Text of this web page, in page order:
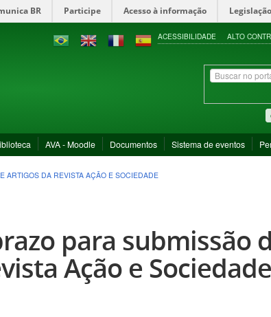
BR Participe Acesso à informação Legislação
ACESSIBILIDADE ALTO
AVA - Moodle Documentos Sistema de eventos
ARTIGOS DA REVISTA AÇÃO E SOCIEDADE
para submissão
Ação e Sociedade